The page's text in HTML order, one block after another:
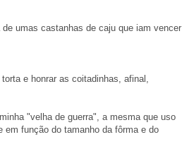
umas castanhas de caju que iam vencer
e honrar as coitadinhas, afinal,
"velha de guerra", a mesma que uso
em função do tamanho da fôrma e do